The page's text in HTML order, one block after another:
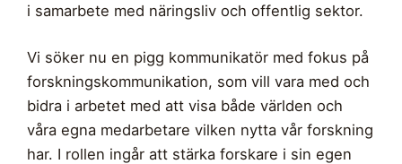
i samarbete med näringsliv och offentlig sektor.
Vi söker nu en pigg kommunikatör med fokus på
forskningskommunikation, som vill vara med och
bidra i arbetet med att visa både världen och
våra egna medarbetare vilken nytta vår forskning
har. I rollen ingår att stärka forskare i sin egen